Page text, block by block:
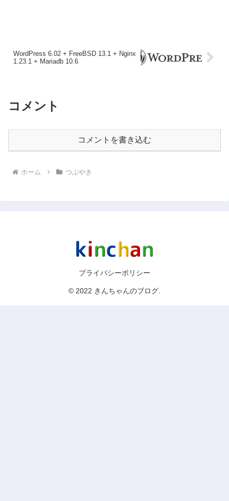
WordPress 6.02 + FreeBSD 13.1 + Nginx
1.23.1 + Mariadb 10.6
コメント
コメントを書き込む
ホーム つぶやき
プライバシーポリシー
© 2022 きんちゃんのブログ.